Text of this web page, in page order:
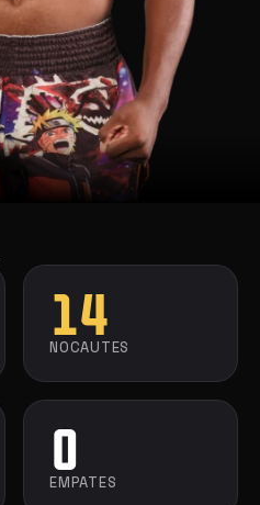
14
NOCAUTES
0
EMPATES